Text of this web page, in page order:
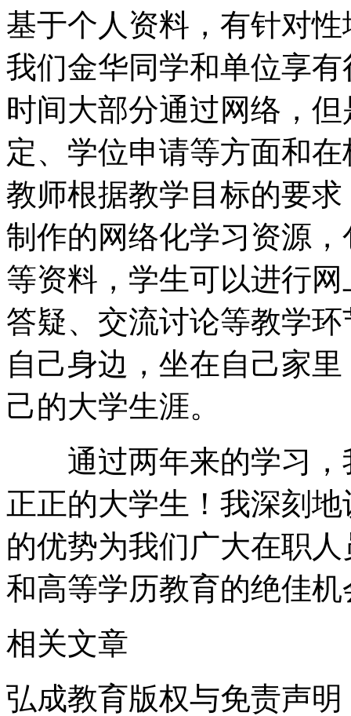
基于个人资料，有针对
我们金华同学和单位享
时间大部分通过网络，
定、学位申请等方面和
教师根据教学目标的要
制作的网络化学习资源
等资料，学生可以进行
答疑、交流讨论等教学
自己身边，坐在自己家
己的大学生涯。
通过两年来的学习，
正正的大学生！我深刻
的优势为我们广大在职
和高等学历教育的绝佳机
相关文章
弘成教育版权与免责声明